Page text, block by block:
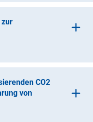
Erfolgt die
zur
oder vergleichbarem
CO2
von